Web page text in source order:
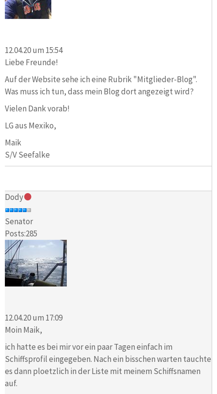
12.04.20 um 15:54
Liebe Freunde!
Auf der Website sehe ich eine Rubrik "Mitglieder-Blog".
Was muss ich tun, dass mein Blog dort angezeigt wird?
Vielen Dank vorab!
LG aus Mexiko,
Maik
S/V Seefalke
Dody
Senator
Posts:285
12.04.20 um 17:09
Moin Maik,
ich hatte es bei mir vor ein paar Tagen einfach im
Schiffsprofil eingegeben. Nach ein bisschen warten tauchte
es dann ploetzlich in der Liste mit meinem Schiffsnamen
auf.